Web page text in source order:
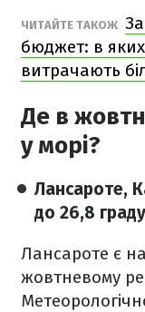
ЧИТАЙТЕ ТАКОЖ
бюджет: в
витрачають
Де в
у морі?
Лансароте,
до 26,8
Лансароте є
жовтневому